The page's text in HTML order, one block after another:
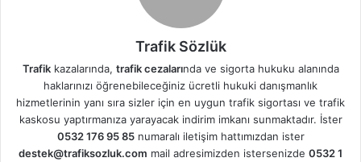
Trafik Sözlük
Trafikkazalarında, trafik cezalarında ve sigorta hukuku alanında
haklarınızı öğrenebileceğiniz ücretli hukuki danışmanlık
hizmetlerinin yanı sıra sizler için en uygun trafik sigortası ve trafik
kaskosu yaptırmanıza yarayacak indirim imkanı sunmaktadır. İster
0532 176 95 85numaralı iletişim hattımızdan ister
destek@trafiksozluk.com mail adresimizden istersenizde 0532 1